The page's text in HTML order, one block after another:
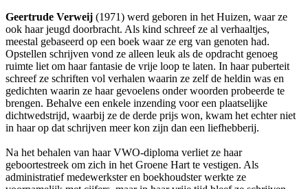
Geertrude Verweij (1971) werd geboren in het Huizen, waar ze
ook haar jeugd doorbracht. Als kind schreef ze al verhaaltjes,
meestal gebaseerd op een boek waar ze erg van genoten had.
Opstellen schrijven vond ze alleen leuk als de opdracht genoeg
ruimte liet om haar fantasie de vrije loop te laten. In haar puberteit
schreef ze schriften vol verhalen waarin ze zelf de heldin was en
gedichten waarin ze haar gevoelens onder woorden probeerde te
brengen. Behalve een enkele inzending voor een plaatselijke
dichtwedstrijd, waarbij ze de derde prijs won, kwam het echter niet
in haar op dat schrijven meer kon zijn dan een liefhebberij.
Na het behalen van haar VWO-diploma verliet ze haar
geboortestreek om zich in het Groene Hart te vestigen. Als
administratief medewerkster en boekhoudster werkte ze